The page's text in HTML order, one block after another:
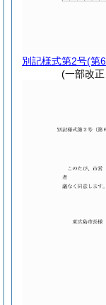
別記様式第2号(第
(一部改